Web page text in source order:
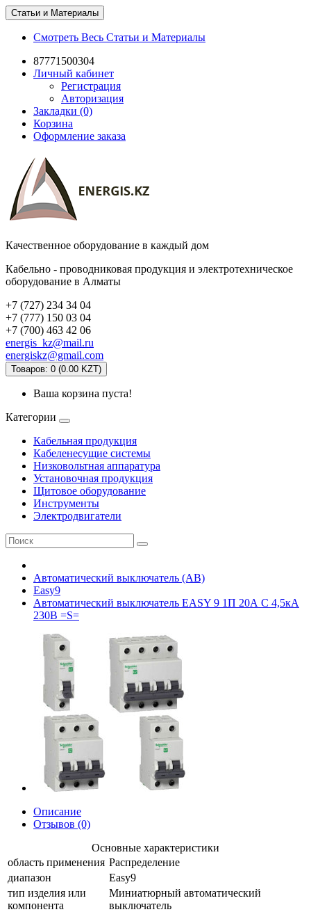
Статьи и Материалы
Смотреть Весь Статьи и Материалы
87771500304
Личный кабинет
Регистрация
Авторизация
Закладки (0)
Корзина
Оформление заказа
Качественное оборудование в каждый дом
Кабельно - проводниковая продукция и электротехническое
оборудование в Алматы
+7 (727) 234 34 04
+7 (777) 150 03 04
+7 (700) 463 42 06
energis_kz@mail.ru
energiskz@gmail.com
Товаров: 0 (0.00 KZT)
Ваша корзина пуста!
Категории
Кабельная продукция
Кабеленесущие системы
Низковольтная аппаратура
Установочная продукция
Щитовое оборудование
Инструменты
Электродвигатели
Автоматический выключатель (АВ)
Easy9
Автоматический выключатель EASY 9 1П 20А С 4,5кА
230В =S=
Описание
Отзывов (0)
Основные характеристики
область применения Распределение
диапазон
Easy9
тип изделия или
компонента
Миниатюрный автоматический
выключатель